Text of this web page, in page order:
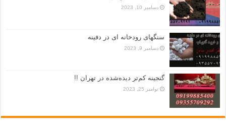
دسامبر 10, 2023
سنگهای رودخانه ای در دفینه
دسامبر 9, 2023
گنجینه کم‌تر دیده‌شده در تهران !!
نوامبر 25, 2023